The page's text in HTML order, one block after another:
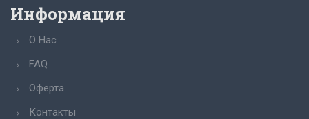
Информация
О Нас
FAQ
Оферта
Контакты